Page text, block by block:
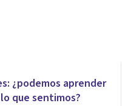
¿podemos aprender
que sentimos?